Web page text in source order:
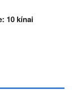
10 kínai